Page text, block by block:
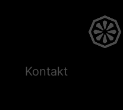
Kontakt